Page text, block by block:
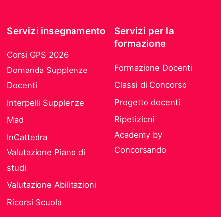
Servizi insegnamento
Corsi GPS 2026
Domanda Supplenze
Docenti
Interpelli Supplenze
Mad
InCattedra
Valutazione Piano di
studi
Valutazione Abilitazioni
Ricorsi Scuola
Servizi per la
formazione
Formazione Docenti
Classi di Concorso
Progetto docenti
Ripetizioni
Academy by
Concorsando